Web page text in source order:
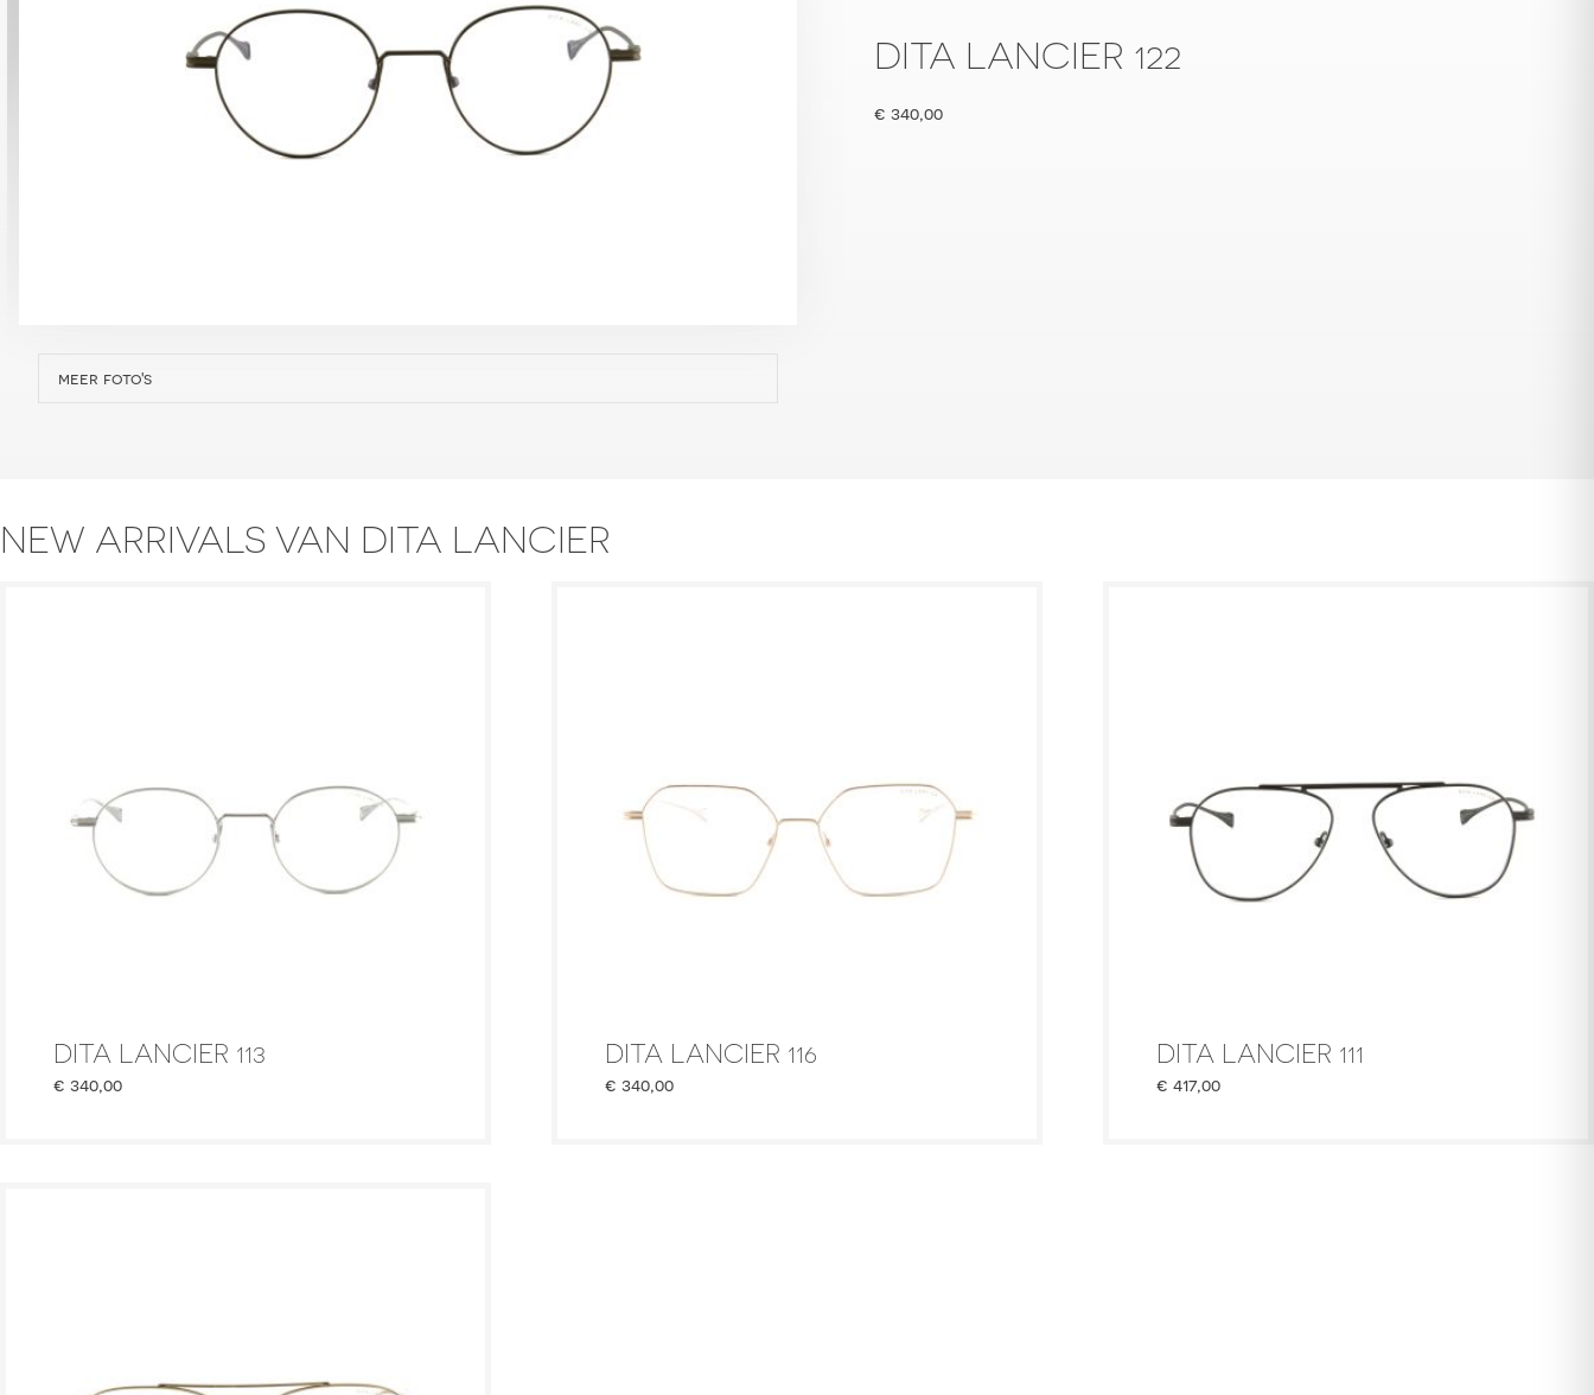
meer foto's
DITA LANCIER 122
€ 340,00
NEW ARRIVALS VAN DITA LANCIER
DITA LANCIER 113
€ 340,00
DITA LANCIER 116
€ 340,00
DITA LANCIER 111
€ 417,00